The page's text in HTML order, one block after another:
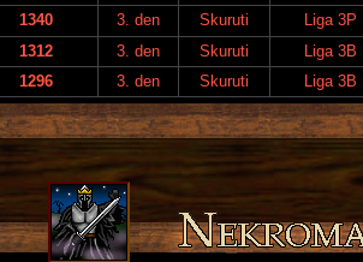
1340 3. den Skuruti Liga 3P
1312 3. den Skuruti Liga 3B
1296 3. den Skuruti Liga 3B